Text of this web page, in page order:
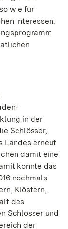
wie für
Interessen.
in der
Schlösser,
Landes erneut
damit eine
konnte das
nochmals
Klöstern,
des
Schlösser und
der